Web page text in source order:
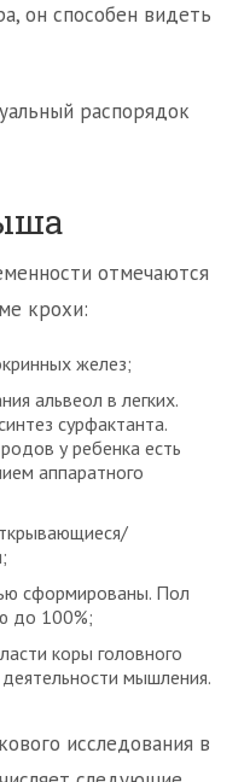
он способен видеть
распорядок
отмечаются
крохи:
желез;
альвеол в легких.
сурфактанта.
у ребенка есть
аппаратного
сформированы. Пол
до 100%;
коры головного
мышления.
исследования в